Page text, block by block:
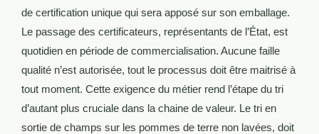
de certification unique qui sera apposé sur son emballage.
Le passage des certificateurs, représentants de l’État, est
quotidien en période de commercialisation. Aucune faille
qualité n’est autorisée, tout le processus doit être maitrisé à
tout moment. Cette exigence du métier rend l’étape du tri
d’autant plus cruciale dans la chaine de valeur. Le tri en
sortie de champs sur les pommes de terre non lavées, doit